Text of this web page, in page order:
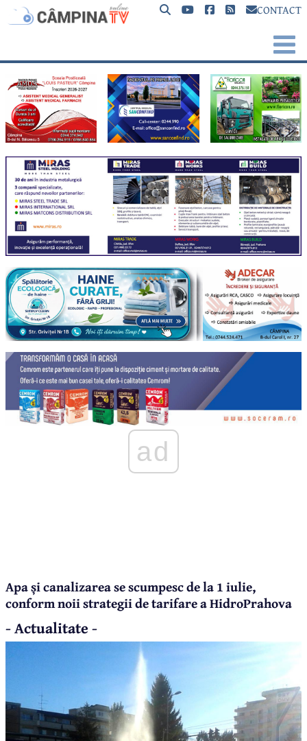
CONTACT
ad
Apa și canalizarea se scumpesc de la 1 iulie,
conform noii strategii de tarifare a HidroPrahova
- Actualitate -